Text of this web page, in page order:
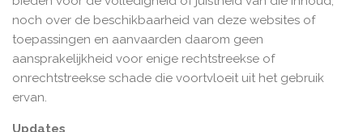
noch over de beschikbaarheid van deze websites of
toepassingen en aanvaarden daarom geen
aansprakelijkheid voor enige rechtstreekse of
onrechtstreekse schade die voortvloeit uit het gebruik
ervan.
Updates